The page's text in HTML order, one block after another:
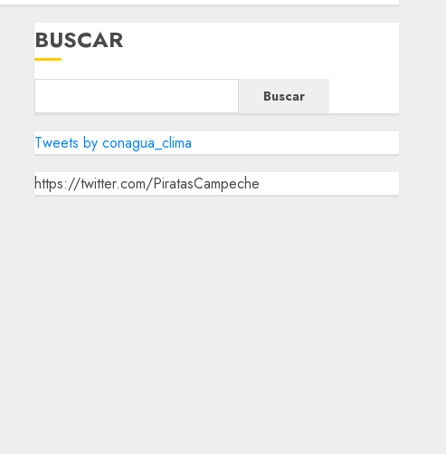
BUSCAR
Buscar
Tweets by conagua_clima
https://twitter.com/PiratasCampeche